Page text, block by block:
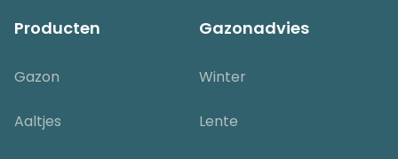
Producten
Gazon
Aaltjes
Gazonadvies
Winter
Lente